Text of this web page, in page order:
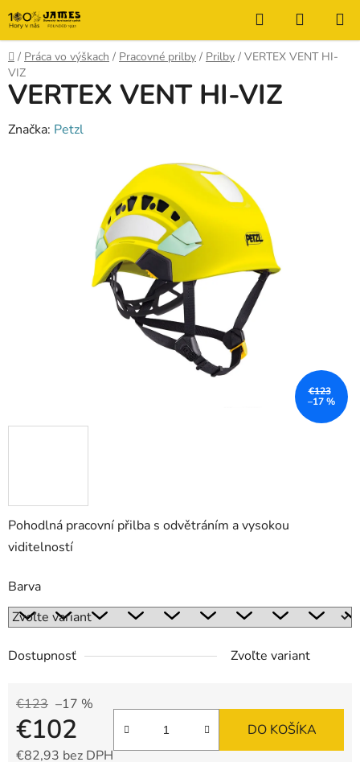
Prejsť
na
obsah
Hľadať
KOŠÍK
Domov
/ Práca vo výškach / Pracovné prilby / Prilby / VERTEX VENT HI-
VIZ
Pohodlná pracovní přilba s odvětráním a vysokou
viditelností
Barva
Dostupnosť Zvoľte variant
€123 –17 %
€102
€82,93 bez DPH
DO KOŠÍKA
VERTEX VENT HI-VIZ
Značka: Petzl
€123
–17 %